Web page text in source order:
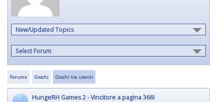
New/Updated Topics
Select Forum
Forums Giochi Giochi tra utenti
HungeRH Games 2 - Vincitore a pagina 366!